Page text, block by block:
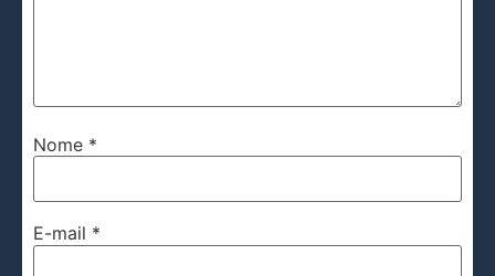
Nome *
E-mail *